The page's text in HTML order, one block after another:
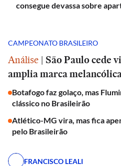
consegue devassa sobre
CAMPEONATO BRASILEIRO
Análise | São Paulo cede
amplia marca
Botafogo faz golaço, mas
clássico no Brasileirão
Atlético-MG vira, mas fica
pelo Brasileirão
FRANCISCO LEALI